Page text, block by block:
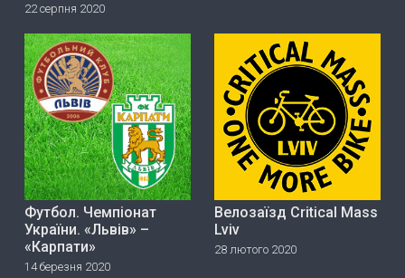
22 серпня 2020
Футбол. Чемпіонат
України. «Львів» –
«Карпати»
14 березня 2020
Велозаїзд Critical Mass
Lviv
28 лютого 2020